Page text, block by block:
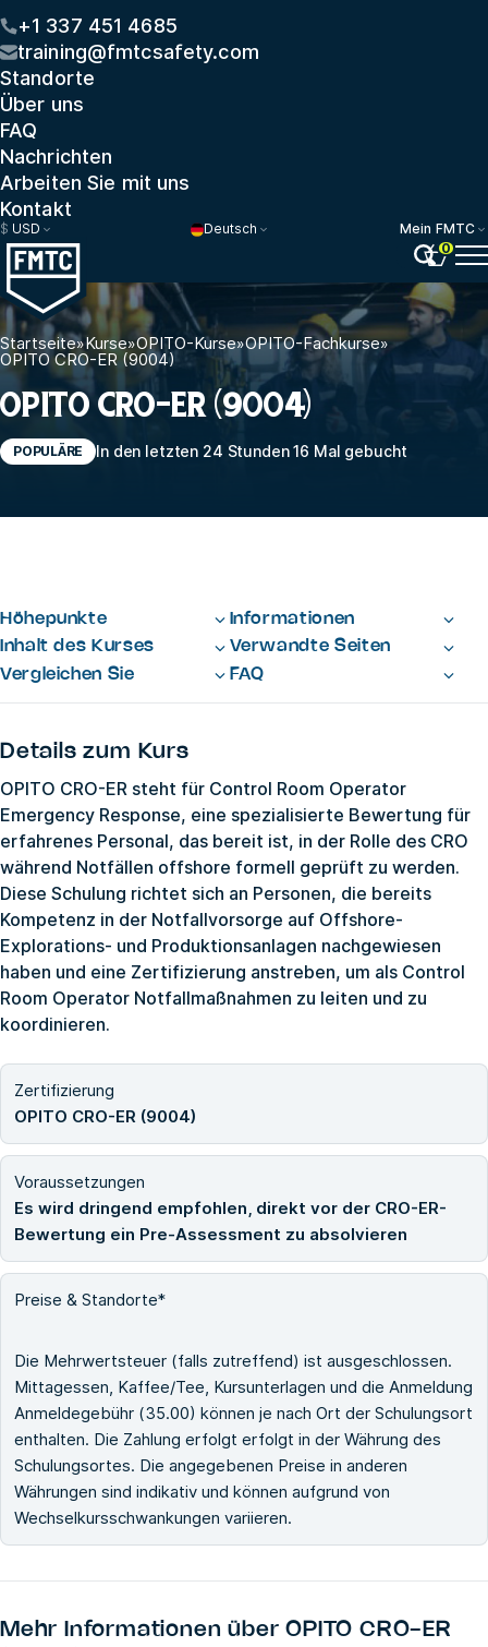
+1 337 451 4685
training@fmtcsafety.com
Standorte
Über uns
FAQ
Nachrichten
Arbeiten Sie mit uns
Kontakt
$ USD Deutsch
Mein FMTC
0
Startseite»Kurse»OPITO-Kurse»OPITO-Fachkurse»
OPITO CRO-ER (9004)
OPITO CRO-ER (9004)
POPULÄRE In den letzten 24 Stunden 16 Mal gebucht
Höhepunkte
Informationen
Inhalt des Kurses
Verwandte Seiten
Vergleichen Sie
FAQ
Details zum Kurs
OPITO CRO-ER steht für Control Room Operator
Emergency Response, eine spezialisierte Bewertung für
erfahrenes Personal, das bereit ist, in der Rolle des CRO
während Notfällen offshore formell geprüft zu werden.
Diese Schulung richtet sich an Personen, die bereits
Kompetenz in der Notfallvorsorge auf Offshore-
Explorations- und Produktionsanlagen nachgewiesen
haben und eine Zertifizierung anstreben, um als Control
Room Operator Notfallmaßnahmen zu leiten und zu
koordinieren.
Zertifizierung
OPITO CRO-ER (9004)
Voraussetzungen
Es wird dringend empfohlen, direkt vor der CRO-ER-
Bewertung ein Pre-Assessment zu absolvieren
Preise & Standorte*
Die Mehrwertsteuer (falls zutreffend) ist ausgeschlossen.
Mittagessen, Kaffee/Tee, Kursunterlagen und die Anmeldung
Anmeldegebühr (35.00) können je nach Ort der Schulungsort
enthalten. Die Zahlung erfolgt erfolgt in der Währung des
Schulungsortes. Die angegebenen Preise in anderen
Währungen sind indikativ und können aufgrund von
Wechselkursschwankungen variieren.
Mehr Informationen überOPITO CRO-ER